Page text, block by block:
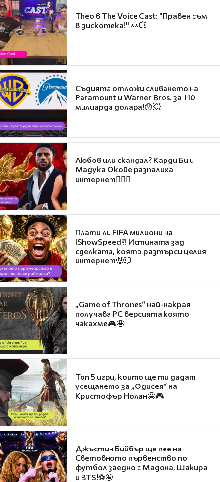
Theo в The Voice Cast: "Правен съм
в дискотека!" 👀💥
Съдията отложи сливането на
Paramount и Warner Bros. за 110
милиарда долара!😯💥
Любов или скандал? Карди Би и
Мадука Окойе разпалиха
интернет❤️‍🔥🔥
Плати ли FIFA милиони на
IShowSpeed?! Истината зад
сделката, която разтърси целия
интернет🤑💥
„Game of Thrones“ най-накрая
получава PC версията която
чакахме🎮🤩
Топ 5 игри, които ще ти дадат
усещането за „Одисея“ на
Кристофър Нолан🤩🎮
Джъстин Бийбър ще пее на
Световното първенство по
футбол заедно с Мадона, Шакира
и BTS!⚽🤩